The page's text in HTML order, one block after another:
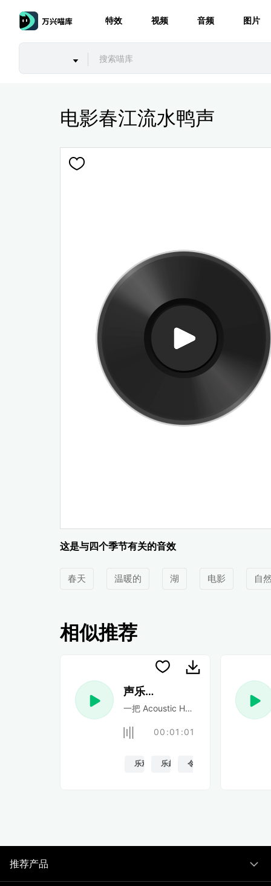
特效 视频 音频 图片
电影春江流水鸭声
这是与四个季节有关的音效
春天 温暖的 湖 电影 自
相似推荐
声乐民谣
一把 Acoustic Happy 民谣吉他，带有
00:01:01
乐观的 乐趣 令人振奋
推荐产品